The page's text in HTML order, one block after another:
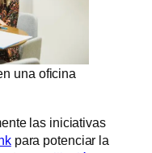
una oficina
las iniciativas
para potenciar la